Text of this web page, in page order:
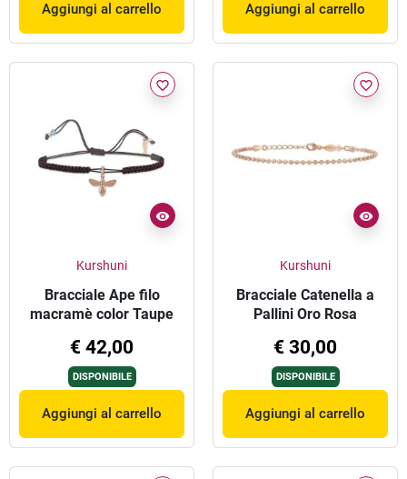
Aggiungi al carrello Aggiungi al carrello
favorite_border
Kurshuni
Bracciale Ape filo
macramè color Taupe
€ 42,00
DISPONIBILE
Aggiungi al carrello
favorite_border
Kurshuni
Bracciale Catenella a
Pallini Oro Rosa
€ 30,00
DISPONIBILE
Aggiungi al carrello